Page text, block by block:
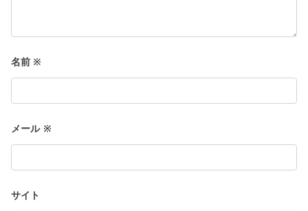
名前※
メール ※
サイト